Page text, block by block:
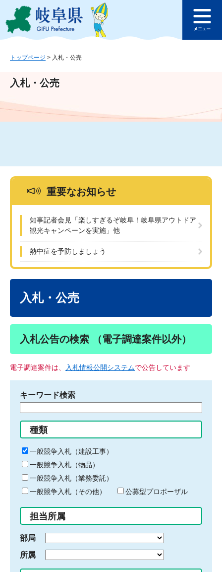
ジ
ュ
文
このページの本文へ
ュ
トップページ > 入札・公売
入札・公売
重要なお知らせ
知事記者会見「楽しすぎるぞ岐阜！岐阜県アウトドア
観光キャンペーンを実施」他
熱中症を予防しましょう
入札・公売
入札公告の検索 （電子調達案件以外）
電子調達案件は、 入札情報公開システムで公告しています
キーワード検索
る
キ
ー
ワ
ー
ド
入
力
種類
一般競争入札（建設工事）
一般競争入札（物品）
一般競争入札（業務委託）
一般競争入札（その他）
公募型プロポーザル
担当所属
部局
所属